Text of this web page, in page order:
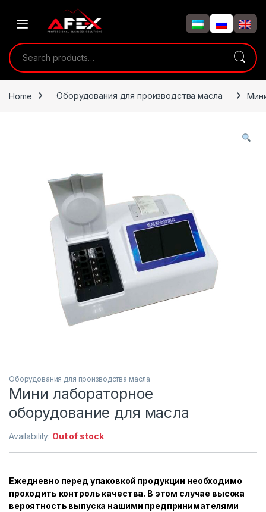
Search for:
Home Оборудования для производства масла
Оборудования для производства масла
Мини лабораторное
оборудование для масла
Availability: Out of stock
Ежедневно перед упаковкой продукции необходимо
проходить контроль качества. В этом случае высока
вероятность выпуска нашими предпринимателями